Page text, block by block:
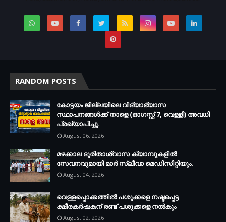
RANDOM POSTS
കോട്ടയം ജില്ലയിലെ വിദ്യാഭ്യാസ
സ്ഥാപനങ്ങള്‍ക്ക് നാളെ (ഓഗസ്റ്റ് 7, വെള്ളി) അവധി
പ്രഖ്യാപിച്ചു.
August 06, 2026
മഴക്കാല ദുരിതാശ്വാസ ക്യാമ്പുകളിൽ
സേവനവുമായി മാർ സ്ലീവാ മെഡിസിറ്റിയും.
August 04, 2026
വെള്ളപ്പൊക്കത്തില്‍ പശുക്കളെ നഷ്ടപ്പെട്ട
ക്ഷീരകര്‍ഷകന് രണ്ട് പശുക്കളെ നല്‍കും
August 02, 2026